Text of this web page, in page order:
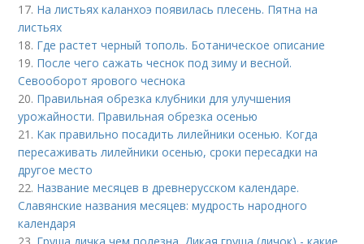
17. На листьях каланхоэ появилась плесень. Пятна на
листьях
18. Где растет черный тополь. Ботаническое описание
19. После чего сажать чеснок под зиму и весной.
Севооборот ярового чеснока
20. Правильная обрезка клубники для улучшения
урожайности. Правильная обрезка осенью
21. Как правильно посадить лилейники осенью. Когда
пересаживать лилейники осенью, сроки пересадки на
другое место
22. Название месяцев в древнерусском календаре.
Славянские названия месяцев: мудрость народного
календаря